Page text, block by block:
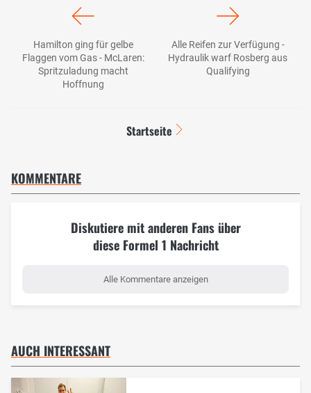
Hamilton ging für gelbe
Flaggen vom Gas - McLaren:
Spritzuladung macht
Hoffnung
Alle Reifen zur Verfügung -
Hydraulik warf Rosberg aus
Qualifying
Startseite
KOMMENTARE
Diskutiere mit anderen Fans über
diese Formel 1 Nachricht
Alle Kommentare anzeigen
AUCH INTERESSANT